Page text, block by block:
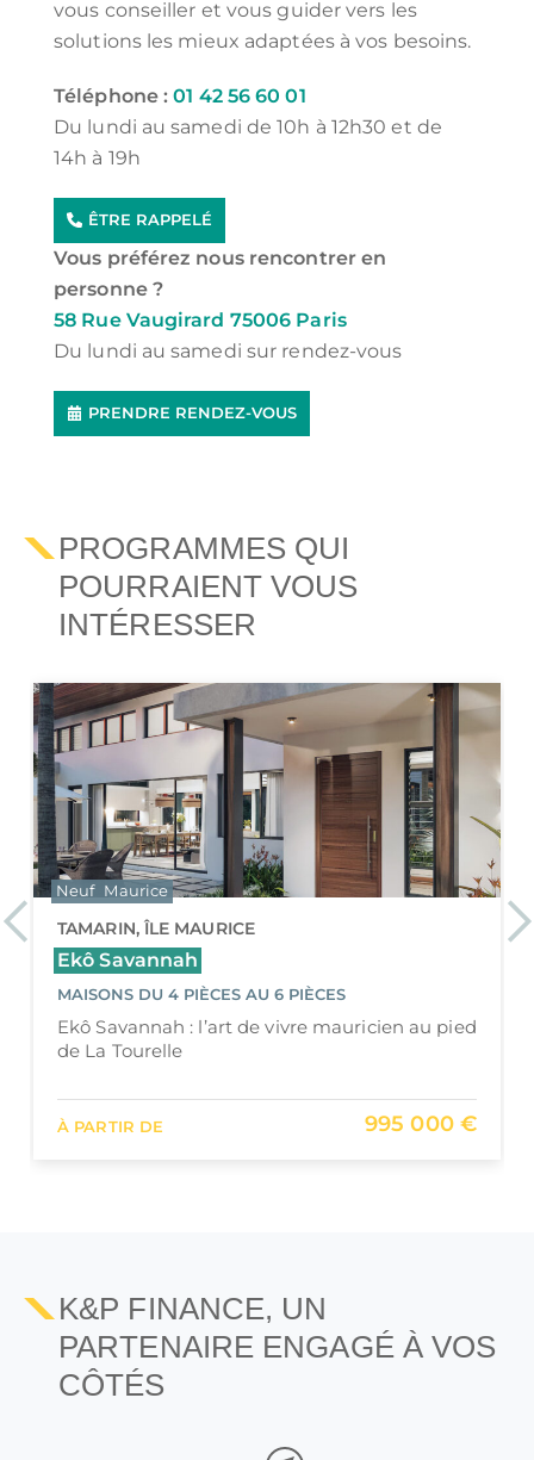
vous conseiller et vous guider vers les
solutions les mieux adaptées à vos besoins.
Téléphone :01 42 56 60 01
Du lundi au samedi de 10h à 12h30 et de
14h à 19h
ÊTRE RAPPELÉ
Vous préférez nous rencontrer en
personne ?
58 Rue Vaugirard 75006 Paris
Du lundi au samedi sur rendez-vous
PRENDRE RENDEZ-VOUS
PROGRAMMES QUI
POURRAIENT VOUS
INTÉRESSER
PreviousGRAND BAIE, ÎLE MAURICE
Emara
APPARTEMENTS 4 PIÈCES
Emara : Élégance et Sérénité à Péreybère,
Grand Baie
À PARTIR DE 432 700 €
Neuf Maurice
EXCLUSIVITÉ
K&P FINANCE, UN
PARTENAIRE ENGAGÉ À VOS
CÔTÉS